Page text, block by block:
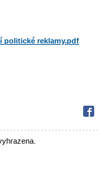
politické reklamy.pdf